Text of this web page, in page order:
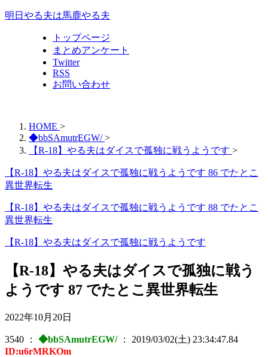
明日やる夫は馬鹿やる夫
トップページ
まとめアンケート
Twitter
RSS
お問い合わせ
HOME >
◆bbSAmutrEGW/ >
【R-18】やる夫はダイスで孤独に戦うようです >
【R-18】やる夫はダイスで孤独に戦うようです 86 でたとこ
異世界転生
【R-18】やる夫はダイスで孤独に戦うようです 88 でたとこ
異世界転生
【R-18】やる夫はダイスで孤独に戦うようです
【R-18】やる夫はダイスで孤独に戦う
ようです 87 でたとこ異世界転生
2022年10月20日
3540 ： ◆bbSAmutrEGW/： 2019/03/02(土) 23:34:47.84
ID:u6rMRKOm